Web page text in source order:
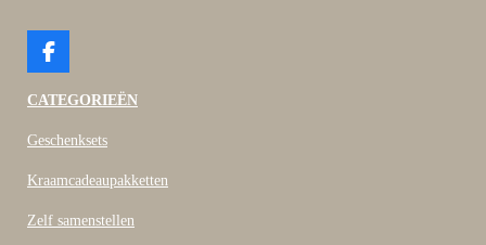
F
c
b
o
CATEGORIEËN
Geschenksets
Kraamcadeaupakketten
Zelf samenstellen